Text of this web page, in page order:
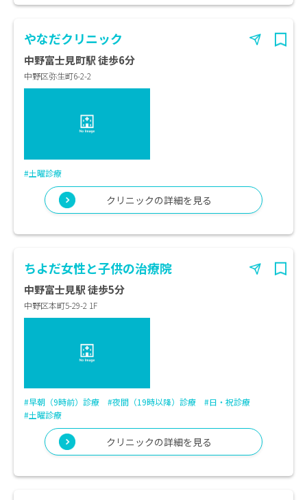
やなだクリニック
中野富士見町駅 徒歩6分
中野区弥生町6-2-2
#土曜診療
クリニックの詳細を見る
ちよだ女性と子供の治療院
中野富士見駅 徒歩5分
中野区本町5-29-2 1F
#早朝（9時前）診療 #夜間（19時以降）診療
#日・祝診療
#土曜診療
クリニックの詳細を見る